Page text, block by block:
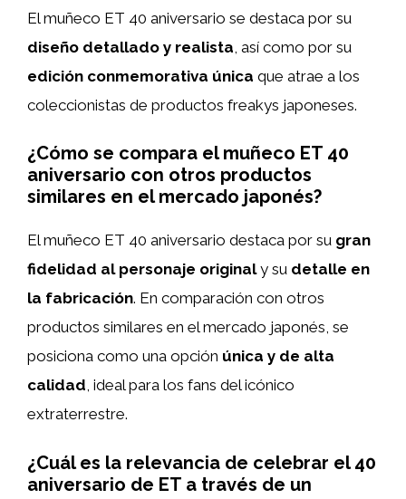
El muñeco ET 40 aniversario se destaca por su
diseño detallado y realista , así como por su
edición conmemorativa única que atrae a los
coleccionistas de productos freakys japoneses.
¿Cómo se compara el muñeco ET 40
aniversario con otros productos
similares en el mercado japonés?
El muñeco ET 40 aniversario destaca por su gran
fidelidad al personaje originaly su detalle en
la fabricación. En comparación con otros
productos similares en el mercado japonés, se
posiciona como una opción única y de alta
calidad, ideal para los fans del icónico
extraterrestre.
¿Cuál es la relevancia de celebrar el 40
aniversario de ET a través de un